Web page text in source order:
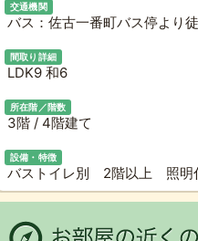
交通機関
バス：佐古一番町バス停より
間取り詳細
LDK9 和6
所在階／階数
3階 / 4階建て
設備・特徴
バストイレ別 2階以上 照